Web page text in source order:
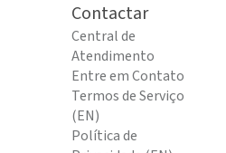
Contactar
Central de
Atendimento
Entre em Contato
Termos de Serviço
(EN)
Política de